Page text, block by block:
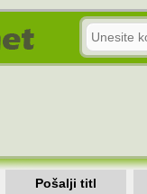
Pošalji titl